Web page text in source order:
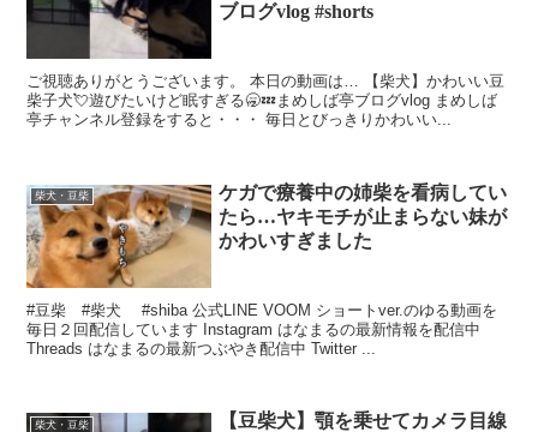
ブログvlog #shorts
ご視聴ありがとうございます。 本日の動画は… 【柴犬】かわいい豆
柴子犬💘遊びたいけど眠すぎる🥱💤まめしば亭ブログvlog まめしば
亭チャンネル登録をすると・・・ 毎日とびっきりかわいい...
柴犬・豆柴
ケガで療養中の姉柴を看病してい
たら…ヤキモチが止まらない妹が
かわいすぎました
#豆柴 #柴犬 #shiba 公式LINE VOOM ショートver.のゆる動画を
毎日２回配信しています Instagram はなまるの最新情報を配信中
Threads はなまるの最新つぶやき配信中 Twitter ...
柴犬・豆柴
【豆柴犬】顎を乗せてカメラ目線